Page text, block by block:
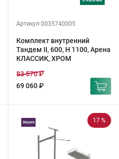
Артикул 0035740005
Комплект внутренний
Тандем II, 600, H 1100, Арена
КЛАССИК, ХРОМ
69 060 ₽
83 570 ₽
17 %
Акция